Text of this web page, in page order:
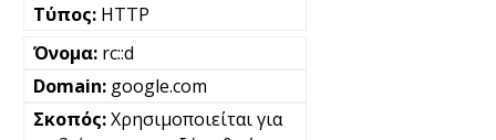
HTTP
rc::d
google.com
Χρησιμοποιείται για